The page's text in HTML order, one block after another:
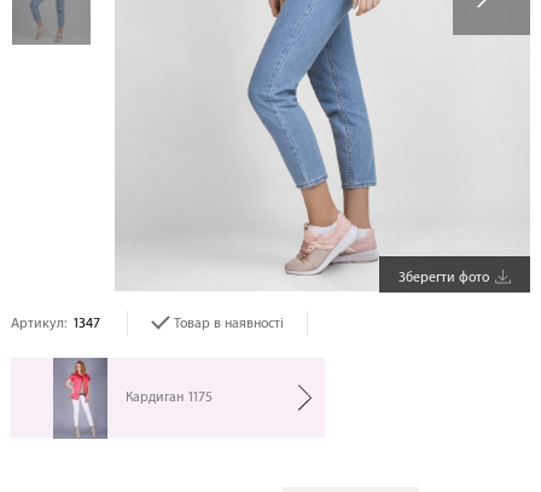
Зберегти фото
Артикул: 1347 Товар в наявності
Кардиган 1175